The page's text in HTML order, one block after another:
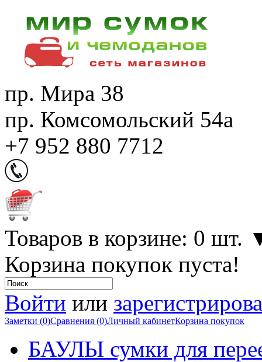
пр. Мира 38
пр. Комсомольский 54а
+7 952 880 7712
Товаров в корзине: 0 шт.
Корзина покупок пуста!
Войти или
Заметки (0)Сравнения (0)Личный кабинетКорзина покупок
БАУЛЫ сумки для